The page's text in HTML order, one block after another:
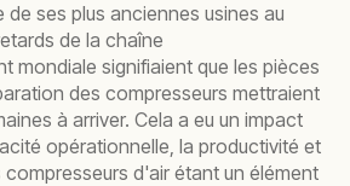
ses plus anciennes usines au
de la chaîne
mondiale signifiaient que les pièces
des compresseurs mettraient
à arriver. Cela a eu un impact
opérationnelle, la productivité et
d'air étant un élément